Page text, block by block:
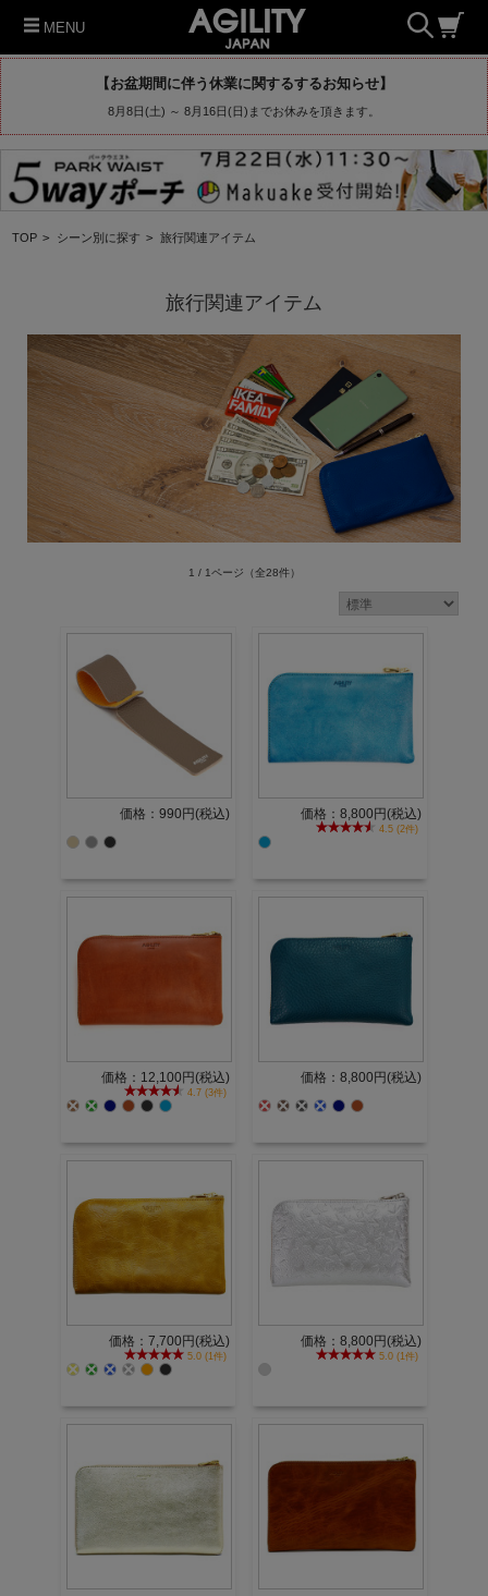
MENU
【お盆期間に伴う休業に関するするお知らせ】
8月8日(土) ～ 8月16日(日)までお休みを頂きます。
TOP > シーン別に探す > 旅行関連アイテム
旅行関連アイテム
1 / 1ページ （全28件）
価格：990円(税込) 価格：8,800円(税込)
4.5 (2件)
価格：12,100円(税込)
4.7 (3件)
価格：8,800円(税込)
価格：7,700円(税込)
5.0 (1件)
価格：8,800円(税込)
5.0 (1件)